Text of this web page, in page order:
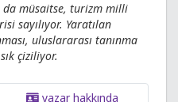
da müsaitse, turizm milli
sayılıyor. Yaratılan
uluslararası tanınma
çiziliyor.
yazar hakkında